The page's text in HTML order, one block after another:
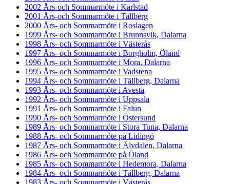
2002 Års-och Sommarmöte i Karlstad
2001 Års-och Sommarmöte i Tällberg
2000 Års- och Sommarmöte i Roslagen
1999 Års- och Sommarmöte i Brunnsvik, Dalarna
1998 Års- och Sommarmöte i Västerås
1997 Års- och Sommarmöte i Borgholm, Öland
1996 Års- och Sommarmöte i Mora, Dalarna
1995 Års- och Sommarmöte i Vadstena
1994 Års- och Sommarmöte i Tällberg, Dalarna
1993 Års- och Sommarmöte i Avesta
1992 Års- och Sommarmöte i Uppsala
1991 Års- och Sommarmöte i Falun
1990 Års- och Sommarmöte i Östersund
1989 Års- och Sommarmöte i Stora Tuna, Dalarna
1988 Års- och Sommarmöte på Lidingö
1987 Års- och Sommarmöte i Älvdalen, Dalarna
1986 Års- och Sommarmöte på Öland
1985 Års- och Sommarmöte i Hedemora, Dalarna
1984 Års- och Sommarmöte i Tällberg, Dalarna
1983 Års- och Sommarmöte i Västerås